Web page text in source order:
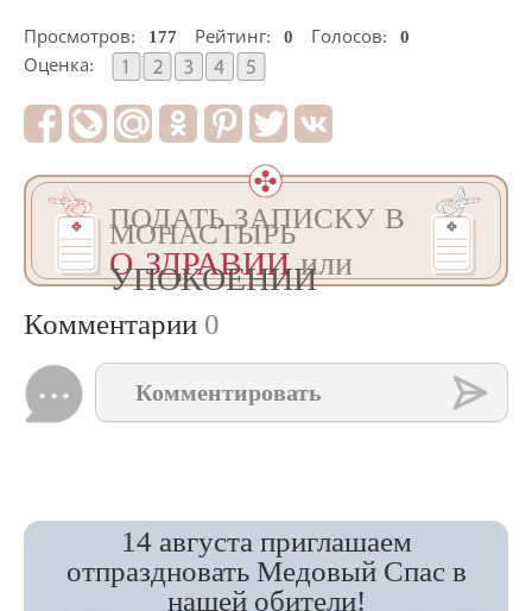
Просмотров: 177 Рейтинг: 0 Голосов:
0
Оценка:
ПОДАТЬ ЗАПИСКУ В
МОНАСТЫРЬ
О ЗДРАВИИили
УПОКОЕНИИ
Комментарии 0
Комментировать
14 августа приглашаем
отпраздновать Медовый Спас в
нашей обители!